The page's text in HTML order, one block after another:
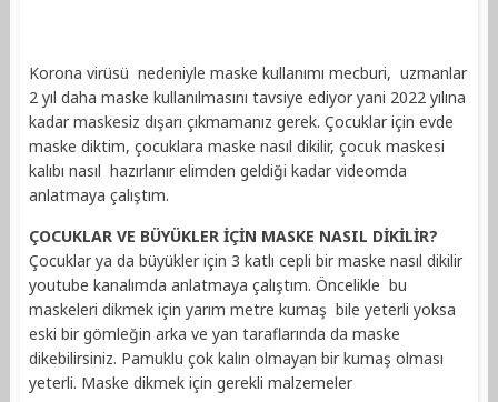
Korona virüsü nedeniyle maske kullanımı mecburi, uzmanlar
2 yıl daha maske kullanılmasını tavsiye ediyor yani 2022 yılına
kadar maskesiz dışarı çıkmamanız gerek. Çocuklar için evde
maske diktim, çocuklara maske nasıl dikilir, çocuk maskesi
kalıbı nasıl hazırlanır elimden geldiği kadar videomda
anlatmaya çalıştım.
ÇOCUKLAR VE BÜYÜKLER İÇİN MASKE NASIL DİKİLİR?
Çocuklar ya da büyükler için 3 katlı cepli bir maske nasıl dikilir
youtube kanalımda anlatmaya çalıştım. Öncelikle bu
maskeleri dikmek için yarım metre kumaş bile yeterli yoksa
eski bir gömleğin arka ve yan taraflarında da maske
dikebilirsiniz. Pamuklu çok kalın olmayan bir kumaş olması
yeterli. Maske dikmek için gerekli malzemeler